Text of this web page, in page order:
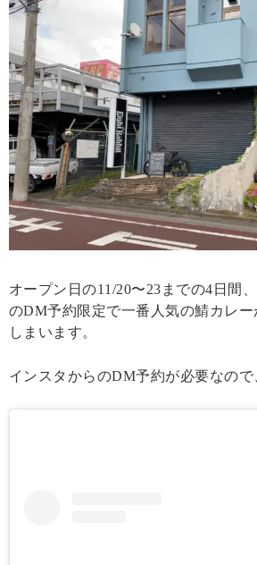
オープン日の11/20〜23までの4日間
のDM予約限定で一番人気の鯖カレー
しまいます。
インスタからのDM予約が必要なので